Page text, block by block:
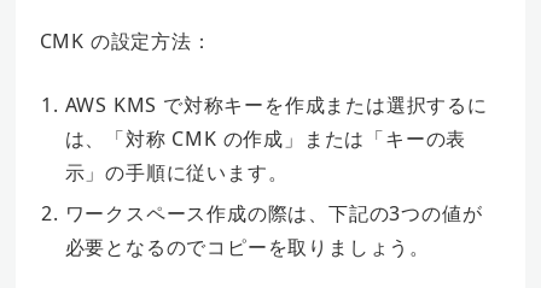
CMK の設定方法：
AWS KMS で対称キーを作成または選択するに
は、「対称 CMK の作成」または「キーの表
示」の手順に従います。
ワークスペース作成の際は、下記の3つの値が
必要となるのでコピーを取りましょう。